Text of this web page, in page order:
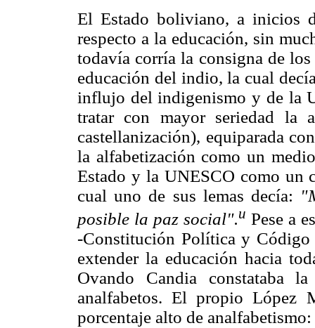
El Estado boliviano, a inicios
respecto a la educación, sin
todavía corría la consigna de
educación del indio, la cual
influjo del indigenismo y de la
tratar con mayor seriedad la
castellanización), equiparada
la alfabetización como un
Estado y la UNESCO como un
cual uno de sus lemas decía:
posible la paz social".u Pese a
-Constitución Política y
extender la educación hacia
Ovando Candia constataba
analfabetos. El propio López
porcentaje alto de analfabetismo: